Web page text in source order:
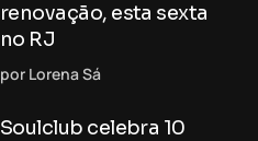
renovação, esta sexta
no RJ
por Lorena Sá
Soulclub celebra 10